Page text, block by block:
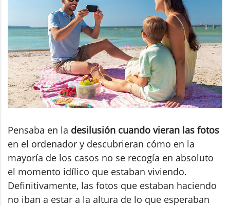
Pensaba en la desilusión cuando vieran las fotos
en el ordenador y descubrieran cómo en la
mayoría de los casos no se recogía en absoluto
el momento idílico que estaban viviendo.
Definitivamente, las fotos que estaban haciendo
no iban a estar a la altura de lo que esperaban